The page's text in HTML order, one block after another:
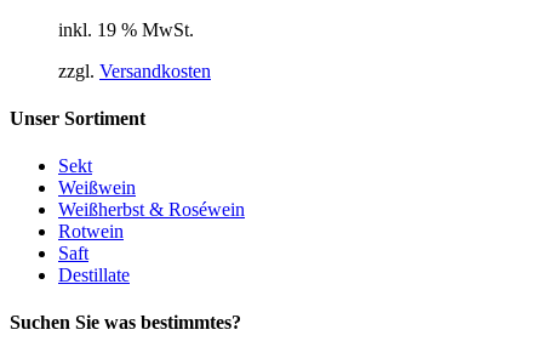
inkl. 19 % MwSt.
zzgl. Versandkosten
Unser Sortiment
Sekt
Weißwein
Weißherbst & Roséwein
Rotwein
Saft
Destillate
Suchen Sie was bestimmtes?